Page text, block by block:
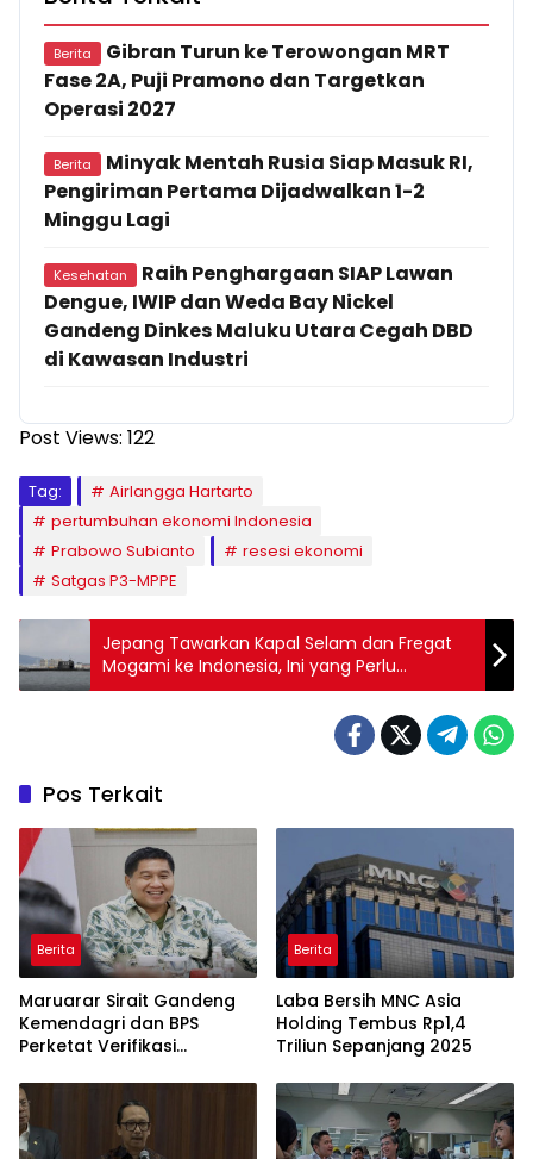
Berita
Gibran Turun ke Terowongan MRT
Fase 2A, Puji Pramono dan Targetkan
Operasi 2027
Berita
Minyak Mentah Rusia Siap Masuk RI,
Pengiriman Pertama Dijadwalkan 1-2
Minggu Lagi
Kesehatan
Raih Penghargaan SIAP Lawan
Dengue, IWIP dan Weda Bay Nickel
Gandeng Dinkes Maluku Utara Cegah DBD
di Kawasan Industri
Post Views: 122
Tag:
Airlangga Hartarto
pertumbuhan ekonomi Indonesia
Prabowo Subianto
resesi ekonomi
Satgas P3-MPPE
Jepang Tawarkan Kapal Selam dan Fregat
Mogami ke Indonesia, Ini yang Perlu
Diketahui TNI AL
Pos Terkait
Berita
Maruarar Sirait Gandeng
Kemendagri dan BPS
Perketat Verifikasi
Rumah BSPS
Berita
Laba Bersih MNC Asia
Holding Tembus Rp1,4
Triliun Sepanjang 2025